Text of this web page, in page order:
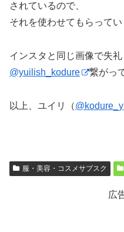
されているので、
それを使わせてもらってい
インスタと同じ画像で失
@yuilish_kodure
繋がっ
以上、ユイリ（
服・美容・コスメサブスク
広